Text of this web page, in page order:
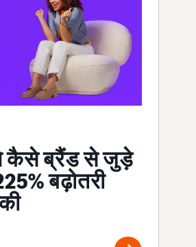
कैसे ब्रैंड से जुड़े
बढ़ोतरी